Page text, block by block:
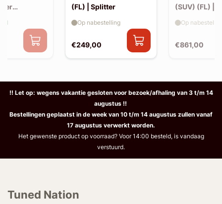
(FL) | Splitter
€249,00
Op nabestelling
(SUV) (FL) |
€861,00
Op
!! Let op: wegens vakantie gesloten voor bezoek/afhaling van 3 t/m 14
augustus !!
Bestellingen geplaatst in de week van 10 t/m 14 augustus zullen vanaf
17 augustus verwerkt worden.
Het gewenste product op voorraad? Voor 14:00 besteld, is vandaag
verstuurd.
Tuned Nation